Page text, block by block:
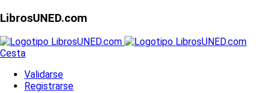
LibrosUNED.com
Cesta
Validarse
Registrarse